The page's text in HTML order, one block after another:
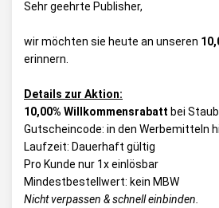
Sehr geehrte Publisher,
wir möchten sie heute an unseren
erinnern.
Details zur Aktion:
10,00% Willkommensrabatt bei
Gutscheincode: in den Werbemitteln
Laufzeit: Dauerhaft gültig
Pro Kunde nur 1x einlösbar
Mindestbestellwert: kein MBW
Nicht verpassen & schnell einbinden.